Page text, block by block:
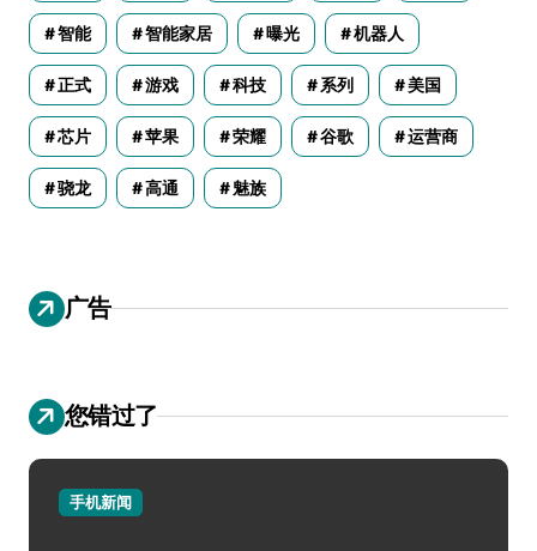
智能 智能家居 曝光 机器人
正式 游戏 科技 系列 美国
芯片 苹果 荣耀 谷歌 运营商
骁龙 高通 魅族
广告
您错过了
手机新闻